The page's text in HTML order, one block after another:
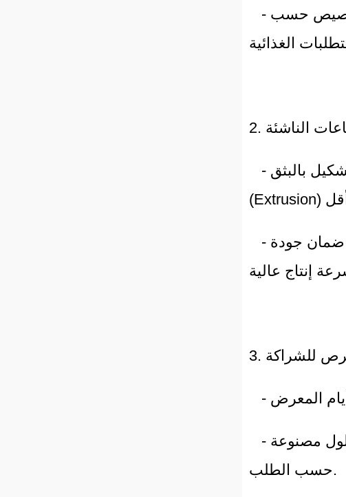
- عرض لآلات تصنيع ألواح التغذية الصحية القابلة للتخصيص حسب
- معدات تصنيع البسكويت والوجبات الخفيفة بتقنية التشكيل بالبثق
- أحدث أنظمة تعبئة وتغليف علف الحيوانات الأليفة، مع ضمان جودة
- استشارات فورية مع مهندسين متخصصين لتصميم حلول مصنوعة
حسب الطلب.